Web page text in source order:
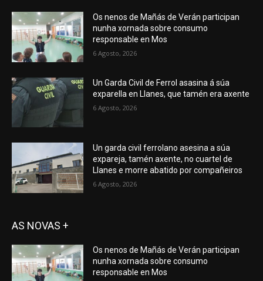
Os nenos de Mañás de Verán participan
nunha xornada sobre consumo
responsable en Mos
6 Agosto, 2026
Un Garda Civil de Ferrol asasina á súa
exparella en Llanes, que tamén era axente
6 Agosto, 2026
Un garda civil ferrolano asesina a súa
expareja, tamén axente, no cuartel de
Llanes e morre abatido por compañeiros
6 Agosto, 2026
AS NOVAS +
Os nenos de Mañás de Verán participan
nunha xornada sobre consumo
responsable en Mos